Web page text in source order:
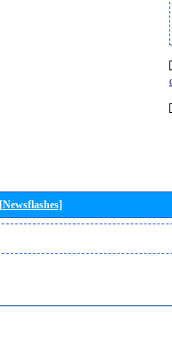
[Newsflashes]